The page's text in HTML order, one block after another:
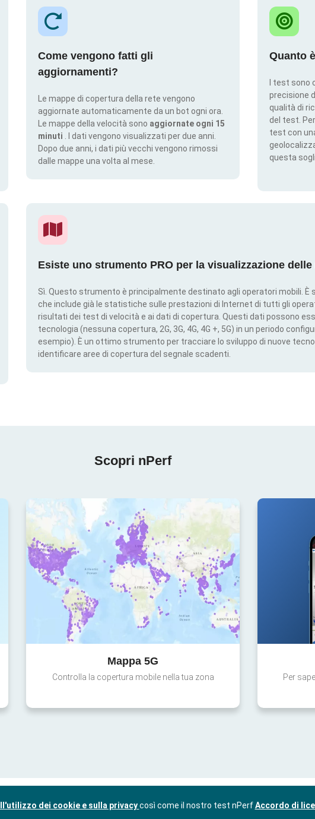
Come vengono fatti gli
aggiornamenti?
Le mappe di copertura della rete vengono
aggiornate automaticamente da un bot ogni ora.
Le mappe della velocità sono aggiornate ogni 15
minuti
. I dati vengono visualizzati per due anni.
Dopo due anni, i dati più vecchi vengono rimossi
dalle mappe una volta al mese.
Quanto
I test sono
precisione
qualità di
del test.
test con
questa
Esiste uno strumento PRO per la visualizzazione
Sì. Questo strumento è principalmente destinato agli operatori mobili.
che include già le statistiche sulle prestazioni di Internet di tutti gli
risultati dei test di velocità e ai dati di copertura. Questi dati possono
tecnologia (nessuna copertura, 2G, 3G, 4G, 4G +, 5G) in un periodo
esempio). È un ottimo strumento per tracciare lo sviluppo di nuove
identificare aree di copertura del segnale scadenti.
Scopri nPerf
Mappa 5G
Controlla la copertura mobile nella tua zona
Per
dei cookie e sulla privacycosì come il nostro test nPerfAccordo di